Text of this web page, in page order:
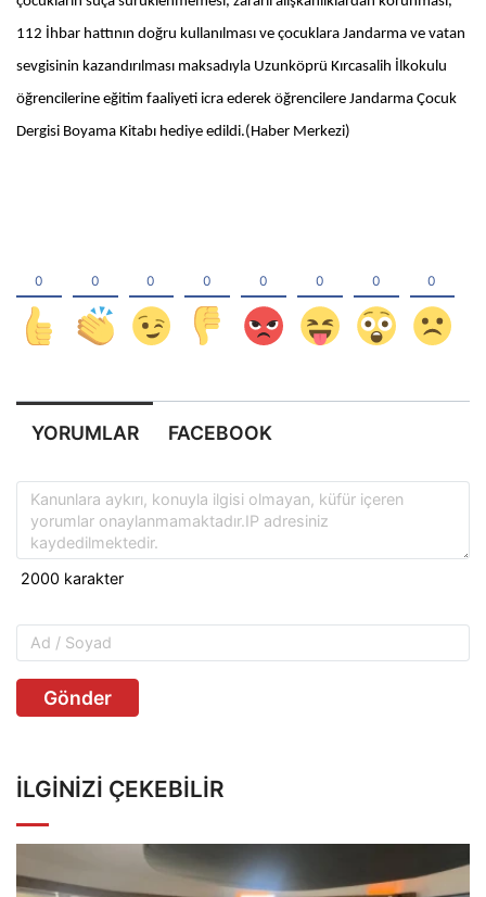
112 İhbar hattının doğru kullanılması ve çocuklara Jandarma ve vatan
sevgisinin kazandırılması maksadıyla Uzunköprü Kırcasalih İlkokulu
öğrencilerine eğitim faaliyeti icra ederek öğrencilere Jandarma Çocuk
Dergisi Boyama Kitabı hediye edildi.(Haber Merkezi)
YORUMLAR FACEBOOK
Gönder
İLGINIZI ÇEKEBILIR